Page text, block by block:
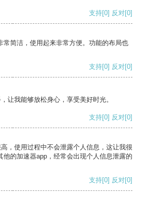
支持[0] 反对[0]
常简洁，使用起来非常方便。功能的布局也
支持[0] 反对[0]
让我能够放松身心，享受美好时光。
支持[0] 反对[0]
，使用过程中不会泄露个人信息，这让我很
他的加速器app，经常会出现个人信息泄露的
支持[0] 反对[0]